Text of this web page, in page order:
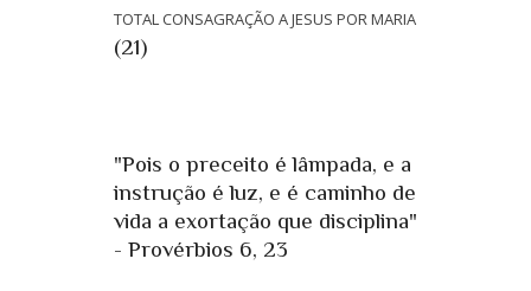
TOTAL CONSAGRAÇÃO A JESUS POR MARIA
(21)
"Pois o preceito é lâmpada, e a
instrução é luz, e é caminho de
vida a exortação que disciplina"
- Provérbios 6, 23